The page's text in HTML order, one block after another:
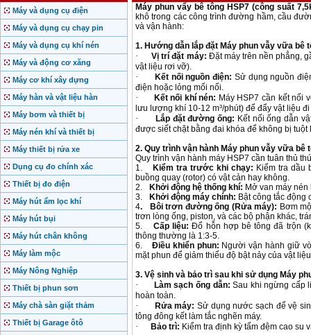
Máy và dụng cụ điện
Máy và dụng cụ chạy pin
Máy và dụng cụ khí nén
Máy và động cơ xăng
Máy cơ khí xây dựng
Máy hàn và vật liệu hàn
Máy bơm và thiết bị
Máy nén khí và thiết bị
Máy thiết bị rửa xe
Dụng cụ đo chính xác
Thiết bị đo điện
Máy hút ẩm lọc khí
Máy hút bụi
Máy hút chân không
Máy làm mộc
Máy Nông Nghiệp
Thiết bị phun sơn
Máy chà sàn giặt thảm
Thiết bị Garage ôtô
Máy phun vẩy bê tông HSP7 (công suất
khô trong các công trình đường hầm, cầu
và vận hành:
1. Hướng dẫn lắp đặt Máy phun vẫy vữa bê
· Vị trí đặt máy: Đặt máy trên nền phẳng,
vật liệu rơi vỡ).
· Kết nối nguồn điện: Sử dụng nguồn
điện hoặc lỏng mối nối.
· Kết nối khí nén: Máy HSP7 cần kết nối
lưu lượng khí 10-12 m³/phút) để đẩy vật liệu đi
· Lắp đặt đường ống: Kết nối ống dẫn
được siết chặt bằng đai khóa để không bị tuột
2. Quy trình vận hành Máy phun vẫy vữa bê
Quy trình vận hành máy HSP7 cần tuân thủ
1.
Kiểm tra trước khi chạy: Kiểm tra dầu
buồng quay (rotor) có vật cản hay không.
2.
Khởi động hệ thống khí: Mở van máy
3.
Khởi động máy chính: Bật công tắc động
4. Bôi trơn đường ống (Rửa máy): Bơm
trơn lòng ống, piston, và các bộ phận khác,
5.
Cấp liệu: Đổ hỗn hợp bê tông đã trộn
thông thường là 1:3-5.
6.
Điều khiển phun: Người vận hành giữ
mặt phun để giảm thiểu độ bật nảy của vật
3. Vệ sinh và bảo trì sau khi sử dụng Máy
· Làm sạch ống dẫn: Sau khi ngừng cấp
hoàn toàn.
· Rửa máy: Sử dụng nước sạch để vệ
tông đông kết làm tắc nghẽn máy.
· Bảo trì: Kiểm tra định kỳ tấm đệm cao su